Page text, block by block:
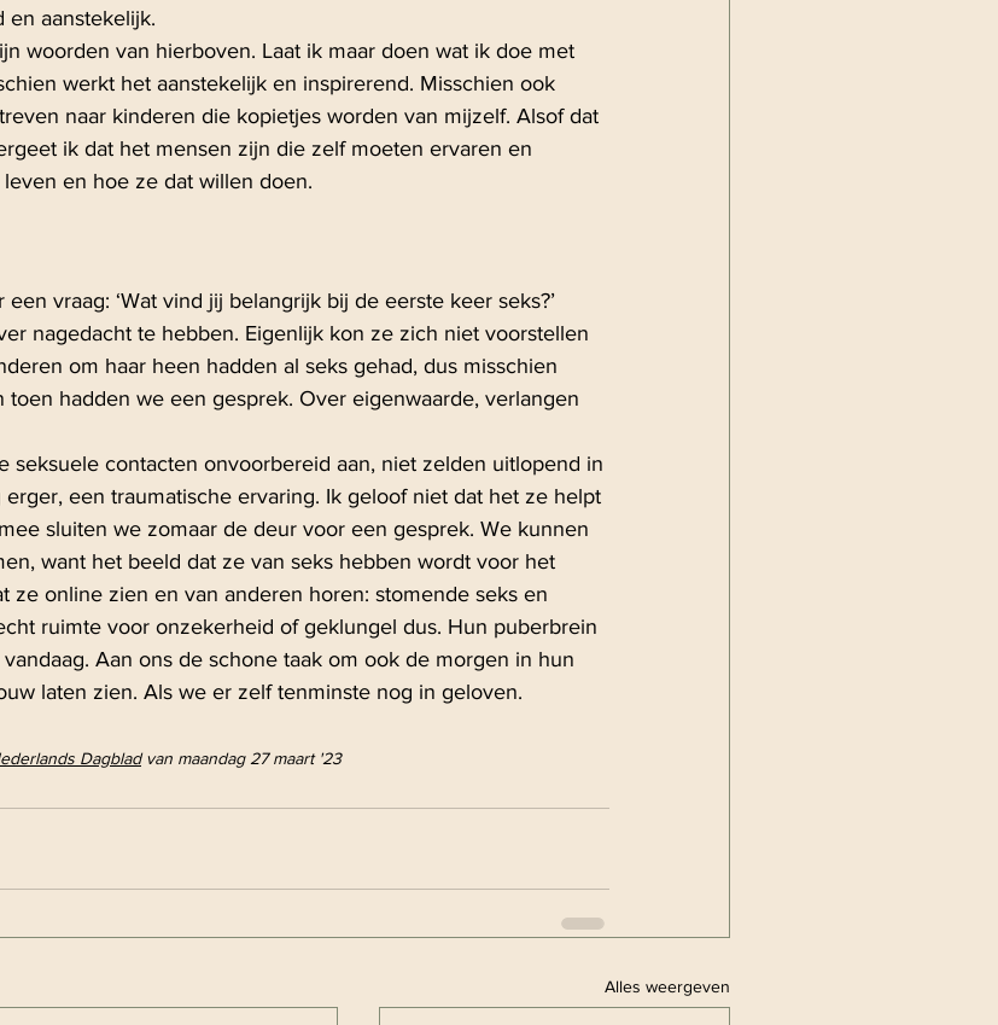
en aanstekelijk.
woorden van hierboven. Laat ik maar doen wat ik doe met
werkt het aanstekelijk en inspirerend. Misschien ook
naar kinderen die kopietjes worden van mijzelf. Alsof dat
ik dat het mensen zijn die zelf moeten ervaren en
en hoe ze dat willen doen.
vraag: ‘Wat vind jij belangrijk bij de eerste keer seks?’
nagedacht te hebben. Eigenlijk kon ze zich niet voorstellen
om haar heen hadden al seks gehad, dus misschien
toen hadden we een gesprek. Over eigenwaarde, verlangen
seksuele contacten onvoorbereid aan, niet zelden uitlopend in
een traumatische ervaring. Ik geloof niet dat het ze helpt
sluiten we zomaar de deur voor een gesprek. We kunnen
want het beeld dat ze van seks hebben wordt voor het
ze online zien en van anderen horen: stomende seks en
ruimte voor onzekerheid of geklungel dus. Hun puberbrein
Aan ons de schone taak om ook de morgen in hun
laten zien. Als we er zelf tenminste nog in geloven.
Dagblad van maandag 27 maart '23
Alles weergeven